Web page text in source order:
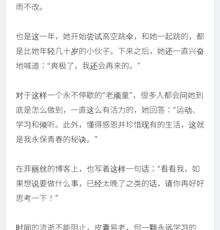
雨不改。
也是这一年，她开始尝试高空跳伞，和她一起跳的，都
是比她年轻几十岁的小伙子。下来之后，她还一直兴奋
地喊道：“爽极了，我还会再来的。”
对于这样一个永不停歇的“老顽童”，很多人都会问她到
底是怎么做到，一直这么有活力的，她回答：“运动、
学习和倾听。此外，懂得感恩并珍惜现有的生活，这就
是我永保青春的秘诀。”
在菲丽丝的博客上，也写着这样一句话：“看看我，如
果想说要做什么事，已经太晚了之类的话，请你再好好
思考一下！”
时间的流逝不能阻止，皮囊易老，但一颗永远学习的